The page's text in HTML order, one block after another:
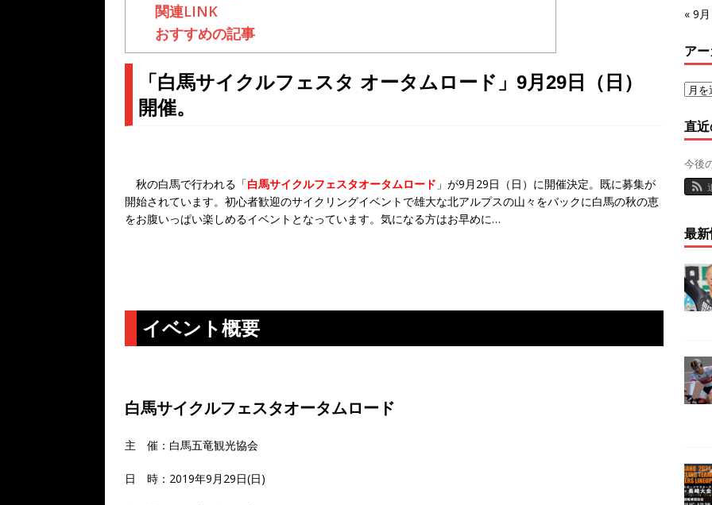
関連LINK
おすすめの記事
「白馬サイクルフェスタ オータムロード」9月29日（日）
開催。
秋の白馬で行われる「白馬サイクルフェスタオータムロード 」が9月29日（日）に開催決定。既に募集が
開始されています。初心者歓迎のサイクリングイベントで雄大な北アルプスの山々をバックに白馬の秋の恵
をお腹いっぱい楽しめるイベントとなっています。気になる方はお早めに…
イベント概要
白馬サイクルフェスタオータムロード
主 催：白馬五竜観光協会
日 時：2019年9月29日(日)
« 9月
ア
直
今後
最